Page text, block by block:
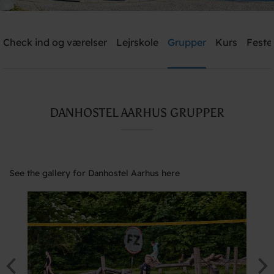
Need help? Ring:+45 8621 2120
Check ind og værelser Lejrskole Grupper Kurs
DANHOSTEL AARHUS GRUPPER
See the gallery for Danhostel Aarhus here